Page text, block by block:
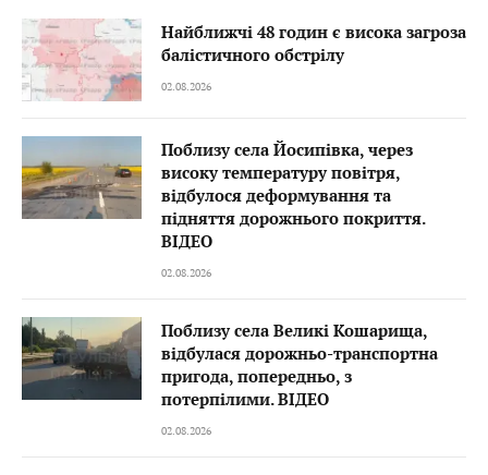
Найближчі 48 годин є висока загроза
балістичного обстрілу
02.08.2026
Поблизу села Йосипівка, через
високу температуру повітря,
відбулося деформування та
підняття дорожнього покриття.
ВІДЕО
02.08.2026
Поблизу села Великі Кошарища,
відбулася дорожньо-транспортна
пригода, попередньо, з
потерпілими. ВІДЕО
02.08.2026